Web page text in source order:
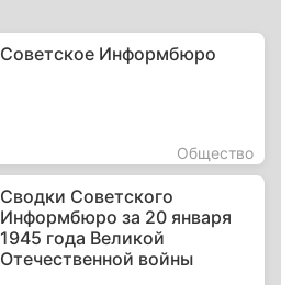
Советское Информбюро
Общество
Сводки Советского
Информбюро за 20 января
1945 года Великой
Отечественной войны